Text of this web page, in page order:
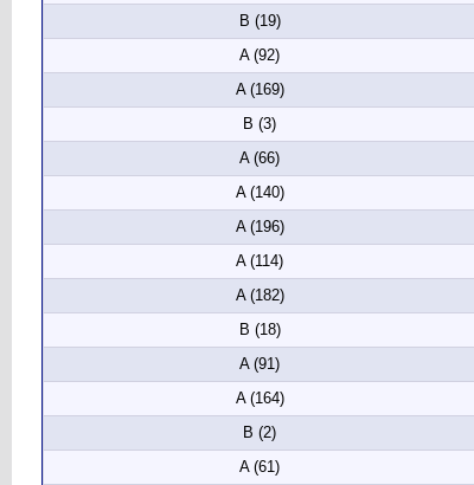
B (19)
A (92)
A (169)
B (3)
A (66)
A (140)
A (196)
A (114)
A (182)
B (18)
A (91)
A (164)
B (2)
A (61)